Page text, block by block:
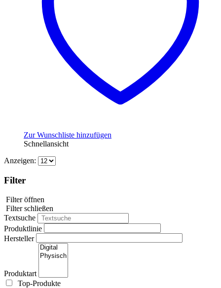
Zur Wunschliste hinzufügen
Schnellansicht
Anzeigen:
Filter
Filter öffnen
Filter schließen
Textsuche
Produktlinie
Hersteller
Produktart
Top-Produkte